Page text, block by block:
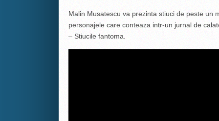
Malin Musatescu va prezinta stiuci de peste un
personajele care conteaza intr-un jurnal de
– Stiucile fantoma.